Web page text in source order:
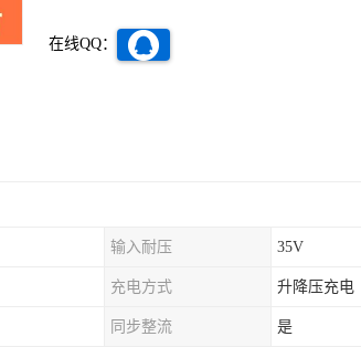
在线QQ：
输入耐压 35V
充电方式 升降压充电
同步整流 是